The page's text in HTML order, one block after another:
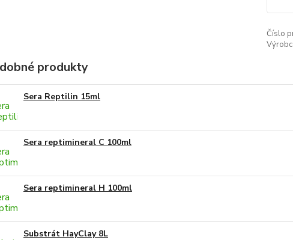
Číslo
produkty
Sera Reptilin 15ml
Sera reptimineral C 100ml
Sera reptimineral H 100ml
Substrát HayClay 8L